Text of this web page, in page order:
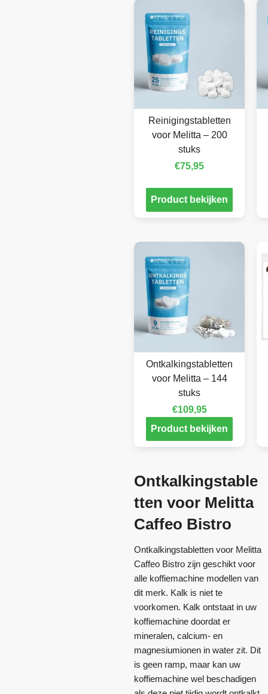
Reinigingstabletten
voor Melitta – 200
stuks
€75,95
Product bekijken
Ontkalkingstabletten
voor Melitta – 144
stuks
€109,95
Product bekijken
Ontkalkingstable
tten voor Melitta
Caffeo Bistro
Ontkalkingstabletten voor Melitta
Caffeo Bistro zijn geschikt voor
alle koffiemachine modellen van
dit merk. Kalk is niet te
voorkomen. Kalk ontstaat in uw
koffiemachine doordat er
mineralen, calcium- en
magnesiumionen in water zit. Dit
is geen ramp, maar kan uw
koffiemachine wel beschadigen